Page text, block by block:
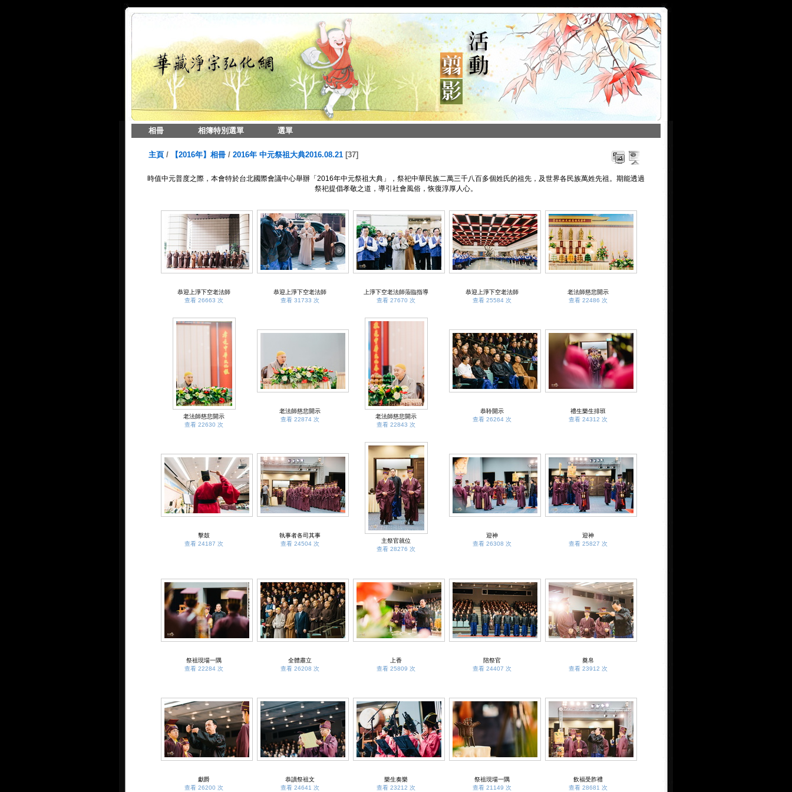
相冊 相簿特別選單 選單
主頁/ 【2016年】相冊/ 2016年 中元祭祖大典2016.08.21 37
時值中元普度之際，本會特於台北國際會議中心舉辦「2016年中元祭祖大典」，祭祀中華民族二萬三千八百多個姓氏的祖先，及世界各民族萬姓先祖。期能透過
祭祀提倡孝敬之道，導引社會風俗，恢復淳厚人心。
恭迎上淨下空老法師
查看 26663 次
恭迎上淨下空老法師
查看 31733 次
上淨下空老法師蒞臨指導
查看 27670 次
恭迎上淨下空老法師
查看 25584 次
老法師慈悲開示
查看 22486 次
老法師慈悲開示
查看 22630 次
老法師慈悲開示
查看 22874 次
老法師慈悲開示
查看 22843 次
恭聆開示
查看 26264 次
禮生樂生排班
查看 24312 次
擊鼓
查看 24187 次
執事者各司其事
查看 24504 次
主祭官就位
查看 28276 次
迎神
查看 26308 次
迎神
查看 25827 次
祭祖現場一隅
查看 22284 次
全體肅立
查看 26208 次
上香
查看 25809 次
陪祭官
查看 24407 次
奠帛
查看 23912 次
獻爵
查看 26200 次
恭讀祭祖文
查看 24641 次
樂生奏樂
查看 23212 次
祭祖現場一隅
查看 21149 次
飲福受胙禮
查看 28681 次